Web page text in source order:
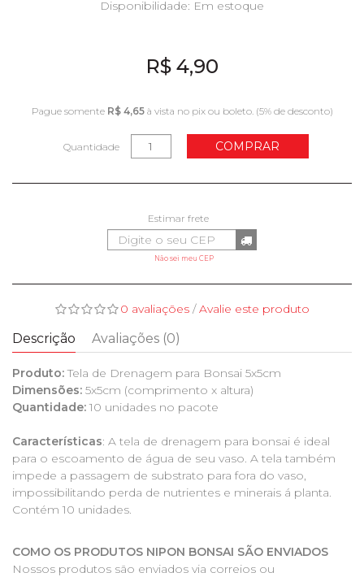
Disponibilidade: Em estoque
R$ 4,90
Pague somente R$ 4,65à vista no pix ou boleto. (5% de desconto)
Quantidade COMPRAR
Não sei meu CEP
0 avaliações/Avalie este produto
Descrição Avaliações (0)
Produto:Tela de Drenagem para Bonsai 5x5cm
Dimensões: 5x5cm (comprimento x altura)
Quantidade: 10 unidades no pacote
Características: A tela de drenagem para bonsai é ideal
para o escoamento de água de seu vaso. A tela também
impede a passagem de substrato para fora do vaso,
impossibilitando perda de nutrientes e minerais á planta.
Contém 10 unidades.
COMO OS PRODUTOS NIPON BONSAI SÃO ENVIADOS
Nossos produtos são enviados via correios ou